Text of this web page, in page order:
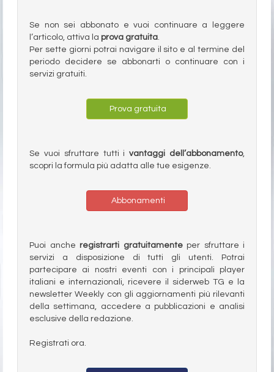
Se non sei abbonato e vuoi continuare a leggere
l’articolo, attiva la prova gratuita.
Per sette giorni potrai navigare il sito e al termine del
periodo decidere se abbonarti o continuare con i
servizi gratuiti.
Prova gratuita
Se vuoi sfruttare tutti ivantaggi dell’abbonamento,
scopri la formula più adatta alle tue esigenze.
Abbonamenti
Puoi anche registrarti gratuitamenteper sfruttare i
servizi a disposizione di tutti gli utenti. Potrai
partecipare ai nostri eventi con i principali player
italiani e internazionali, ricevere il siderweb TG e la
newsletter Weekly con gli aggiornamenti più rilevanti
della settimana, accedere a pubblicazioni e analisi
esclusive della redazione.
Registrati ora.